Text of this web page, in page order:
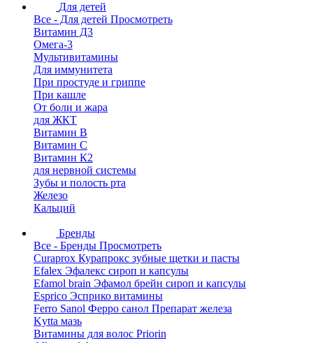
Для детей
Все - Для детей Просмотреть
Витамин Д3
Омега-3
Мультивитамины
Для иммунитета
При простуде и гриппе
При кашле
От боли и жара
для ЖКТ
Витамин В
Витамин С
Витамин К2
для нервной системы
Зубы и полость рта
Железо
Кальций
Бренды
Все - Бренды Просмотреть
Curaprox Курапрокс зубные щетки и пасты
Efalex Эфалекс сироп и капсулы
Efamol brain Эфамол брейн сироп и капсулы
Esprico Эсприко витамины
Ferro Sanol Ферро санол Препарат железа
Kytta мазь
Витамины для волос Priorin